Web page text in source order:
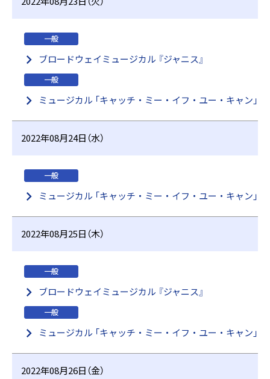
一般
ブロードウェイミュージカル 『ジャニス』
一般
ミュージカル 「キャッチ・ミー・イフ・ユー・キャン」
2022年08月24日（水）
一般
ミュージカル 「キャッチ・ミー・イフ・ユー・キャン」
2022年08月25日（木）
一般
ブロードウェイミュージカル 『ジャニス』
一般
ミュージカル 「キャッチ・ミー・イフ・ユー・キャン」
2022年08月26日（金）